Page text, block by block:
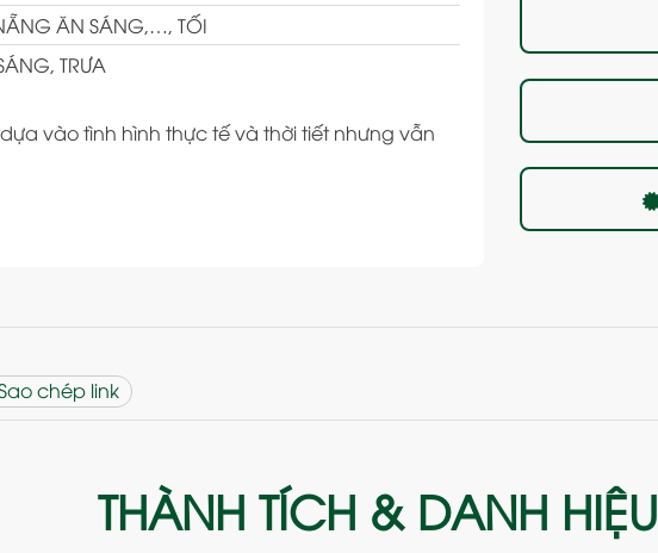
ĂN SÁNG,…, TỐI
TRƯA
vào tình hình thực tế và thời tiết nhưng vẫn
chép link
THÀNH TÍCH & DANH HIỆU